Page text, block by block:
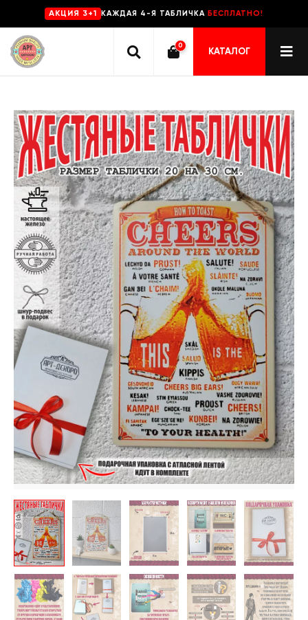
AKЦИЯ 3+1 КАЖДАЯ 4-Я ТАБЛИЧКА БЕСПЛАТНО!
0
КАТАЛОГ